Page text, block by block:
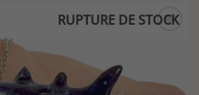
RUPTURE DE STOCK